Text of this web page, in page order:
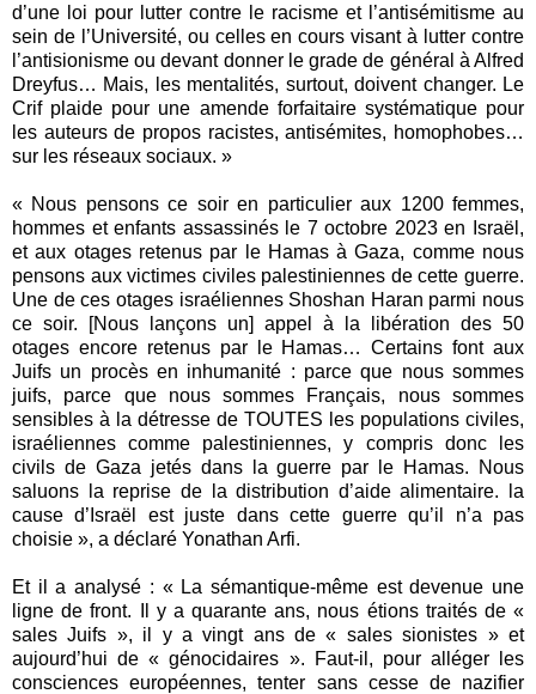
d’une loi pour lutter contre le racisme et l’antisémitisme au
sein de l’Université, ou celles en cours visant à lutter contre
l’antisionisme ou devant donner le grade de général à Alfred
Dreyfus… Mais, les mentalités, surtout, doivent changer. Le
Crif plaide pour une amende forfaitaire systématique pour
les auteurs de propos racistes, antisémites, homophobes…
sur les réseaux sociaux. »
« Nous pensons ce soir en particulier aux 1200 femmes,
hommes et enfants assassinés le 7 octobre 2023 en Israël,
et aux otages retenus par le Hamas à Gaza, comme nous
pensons aux victimes civiles palestiniennes de cette guerre.
Une de ces otages israéliennes Shoshan Haran parmi nous
ce soir. [Nous lançons un] appel à la libération des 50
otages encore retenus par le Hamas… Certains font aux
Juifs un procès en inhumanité : parce que nous sommes
juifs, parce que nous sommes Français, nous sommes
sensibles à la détresse de TOUTES les populations civiles,
israéliennes comme palestiniennes, y compris donc les
civils de Gaza jetés dans la guerre par le Hamas. Nous
saluons la reprise de la distribution d’aide alimentaire. la
cause d’Israël est juste dans cette guerre qu’il n’a pas
choisie », a déclaré Yonathan Arfi.
Et il a analysé : « La sémantique-même est devenue une
ligne de front. Il y a quarante ans, nous étions traités de «
sales Juifs », il y a vingt ans de « sales sionistes » et
aujourd’hui de « génocidaires ». Faut-il, pour alléger les
consciences européennes, tenter sans cesse de nazifier